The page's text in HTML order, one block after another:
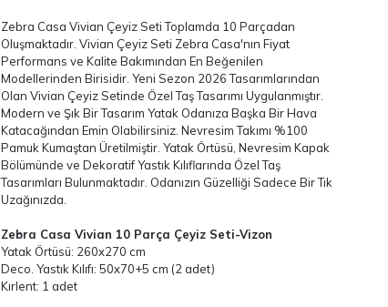
Zebra Casa Vivian Çeyiz Seti Toplamda 10 Parçadan
Oluşmaktadır. Vivian Çeyiz Seti Zebra Casa'nın Fiyat
Performans ve Kalite Bakımından En Beğenilen
Modellerinden Birisidir. Yeni Sezon 2026 Tasarımlarından
Olan Vivian Çeyiz Setinde Özel Taş Tasarımı Uygulanmıştır.
Modern ve Şık Bir Tasarım Yatak Odanıza Başka Bir Hava
Katacağından Emin Olabilirsiniz. Nevresim Takımı %100
Pamuk Kumaştan Üretilmiştir. Yatak Örtüsü, Nevresim Kapak
Bölümünde ve Dekoratif Yastık Kılıflarında Özel Taş
Tasarımları Bulunmaktadır. Odanızın Güzelliği Sadece Bir Tık
Uzağınızda.
Zebra Casa Vivian 10 Parça Çeyiz Seti-Vizon
Yatak Örtüsü: 260x270 cm
Deco. Yastık Kılıfı: 50x70+5 cm (2 adet)
Kırlent: 1 adet